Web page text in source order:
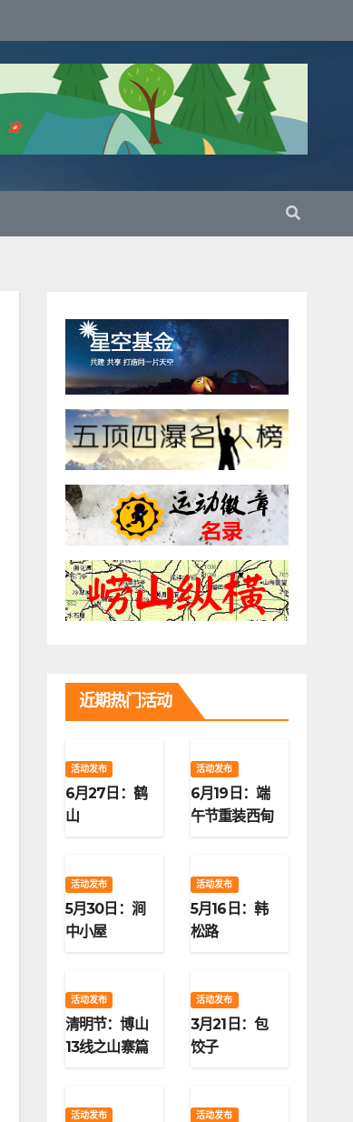
近期热门活动
活动发布
6月27日：鹤
山
活动发布
6月19日：端
午节重装西甸
活动发布
5月30日：涧
中小屋
活动发布
5月16日：韩
松路
活动发布
清明节：博山
13线之山寨篇
活动发布
3月21日：包
饺子
活动发布 活动发布